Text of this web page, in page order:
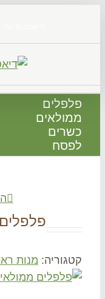
פלפלים
מנות ראשונות |